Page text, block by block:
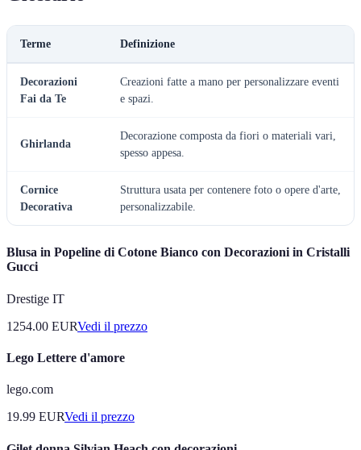
Terme Definizione
Decorazioni
Fai da Te
Creazioni fatte a mano per personalizzare eventi
e spazi.
Ghirlanda
Decorazione composta da fiori o materiali vari,
spesso appesa.
Cornice
Decorativa
Struttura usata per contenere foto o opere d'arte,
personalizzabile.
Blusa in Popeline di Cotone Bianco con Decorazioni in Cristalli
Gucci
Drestige IT
1254.00 EURVedi il prezzo
Lego Lettere d'amore
lego.com
19.99 EURVedi il prezzo